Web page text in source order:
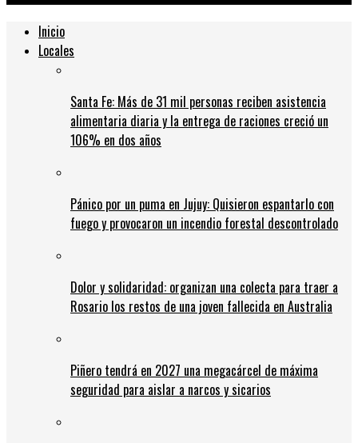
Inicio
Locales
Santa Fe: Más de 31 mil personas reciben asistencia
alimentaria diaria y la entrega de raciones creció un
106% en dos años
Pánico por un puma en Jujuy: Quisieron espantarlo con
fuego y provocaron un incendio forestal descontrolado
Dolor y solidaridad: organizan una colecta para traer a
Rosario los restos de una joven fallecida en Australia
Piñero tendrá en 2027 una megacárcel de máxima
seguridad para aislar a narcos y sicarios